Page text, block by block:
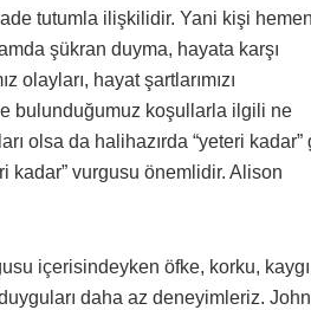
tutumla ilişkilidir. Yani kişi hemen
şükran duyma, hayata karşı
olayları, hayat şartlarımızı
bulunduğumuz koşullarla ilgili ne
olsa da halihazırda “yeteri kadar”
kadar” vurgusu önemlidir. Alison
içerisindeyken öfke, korku,
daha az deneyimleriz. John